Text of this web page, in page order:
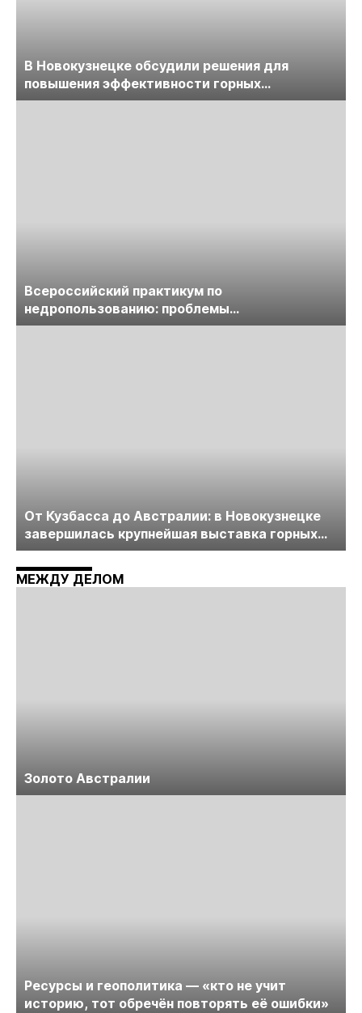
В Новокузнецке обсудили решения для
повышения эффективности горных
предприятий
Всероссийский практикум по
недропользованию: проблемы
лицензирования, цифровизации, экспертизы
От Кузбасса до Австралии: в Новокузнецке
завершилась крупнейшая выставка горных
технологий «Недра России. Уголь России и
Майнинг»
МЕЖДУ ДЕЛОМ
Золото Австралии
Ресурсы и геополитика — «кто не учит
историю, тот обречён повторять её ошибки»